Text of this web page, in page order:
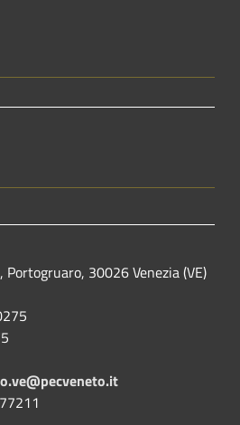
Portogruaro, 30026 Venezia (VE)